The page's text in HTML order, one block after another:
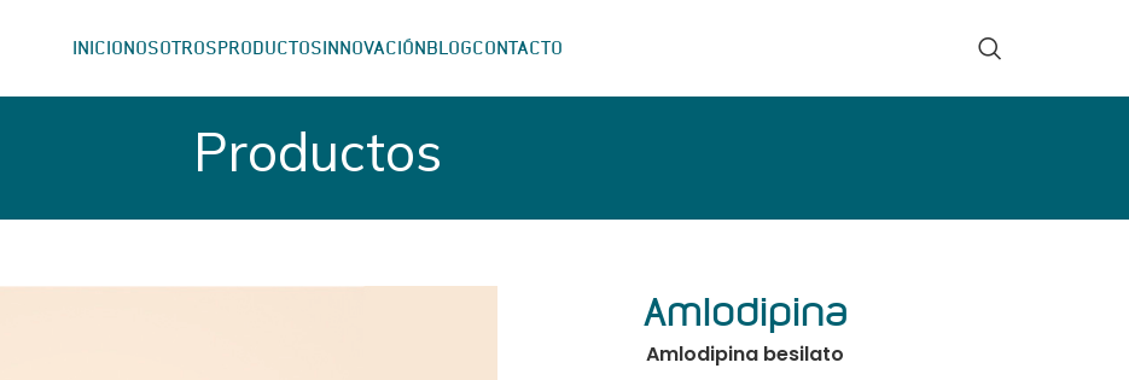
INICIONOSOTROSPRODUCTOSINNOVACIÓNBLOGCONTACTO
Productos
Amlodipina
Amlodipina besilato